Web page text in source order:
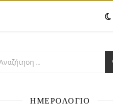
ΗΜΕΡΟΛΟΓΙΟ